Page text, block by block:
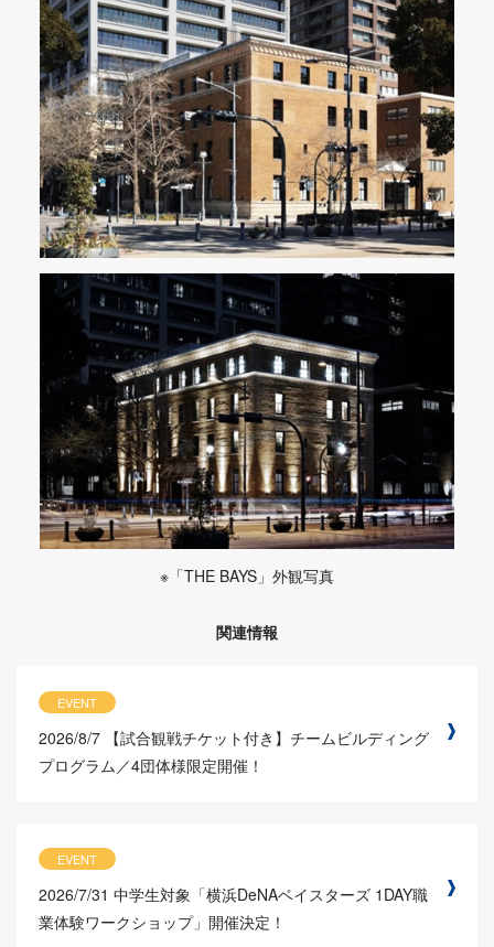
※「THE BAYS」外観写真
関連情報
EVENT
2026/8/7 【試合観戦チケット付き】チームビルディング
プログラム／4団体様限定開催！
EVENT
2026/7/31 中学生対象「横浜DeNAベイスターズ 1DAY職
業体験ワークショップ」開催決定！